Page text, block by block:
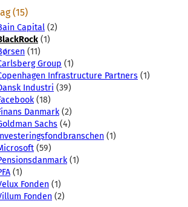
(15)
Capital (2)
(1)
(11)
Group (1)
Infrastructure Partners (1)
Industri (39)
(18)
Danmark(2)
Sachs (4)
(1)
(59)
(1)
(1)
Fonden (1)
Fonden (2)